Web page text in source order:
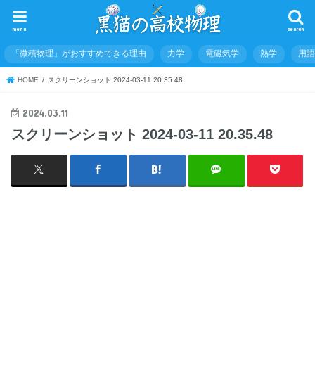
search
menu
「微積物理」がおすすめできる理由 力学 電磁気学 熱学 用
HOME スクリーンショット 2024-03-11 20.35.48
2024.03.11
スクリーンショット 2024-03-11 20.35.48